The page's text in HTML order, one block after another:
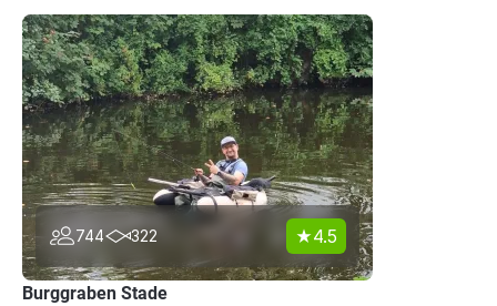
744 322 4.5
Burggraben Stade